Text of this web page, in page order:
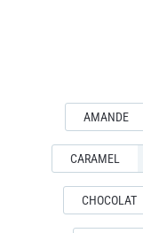
AMANDE
CARAMEL
CHOCOLAT